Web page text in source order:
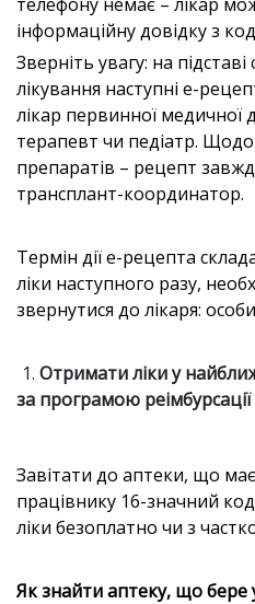
інформаційну довідку з
Зверніть увагу: на
лікування наступні е-
лікар первинної медичної
терапевт чи педіатр.
препаратів – рецепт
трансплант-координатор.
Термін дії е-рецепта
ліки наступного разу,
звернутися до лікаря:
Отримати ліки у
за програмою реімбурсації
Завітати до аптеки, що
працівнику 16-значний
ліки безоплатно чи з
Як знайти аптеку, що бере